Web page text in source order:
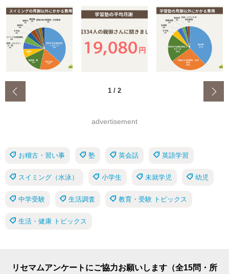
1 / 2
advertisement
お稽古・習い事 塾 英会話 英語学習
スイミング（水泳） 小学生 未就学児 幼児
中学受験 生活調査 教育・受験 トピックス
生活・健康 トピックス
リセマムアンケートにご協力お願いします（全15問・所